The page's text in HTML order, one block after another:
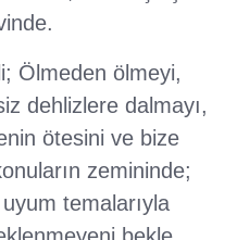
Ölmeden ölmeyi,
dehlizlere dalmayı,
ötesini ve bize
zemininde;
temalarıyla